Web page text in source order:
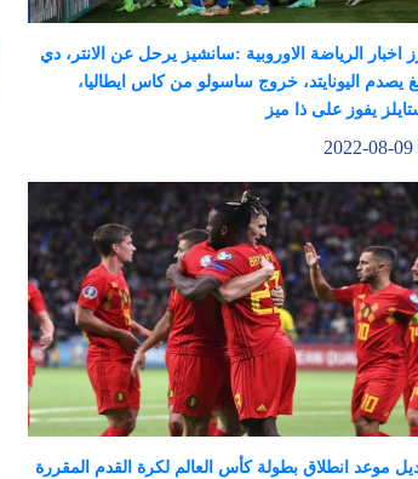
اخبار الرياضة الاوروبية :سانشيز يرحل عن الانتر، دي
يصدم اليونايتد، خروج ساسولو من كاس ايطاليا،
يفوز على ذا ميز
موعد انطلاق بطولة كأس العالم لكرة القدم المقررة